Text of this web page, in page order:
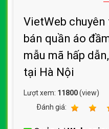
VietWeb
bán quần áo
mẫu mã hấp
tại Hà Nội
Lượt xem: 11800(view)
Ðánh giá: